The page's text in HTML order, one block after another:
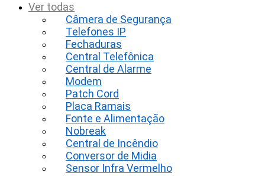
Ver todas
Câmera de Segurança
Telefones IP
Fechaduras
Central Telefônica
Central de Alarme
Modem
Patch Cord
Placa Ramais
Fonte e Alimentação
Nobreak
Central de Incêndio
Conversor de Midia
Sensor Infra Vermelho